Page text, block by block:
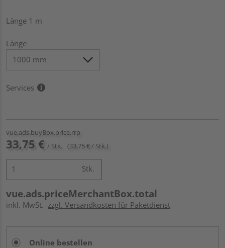
Länge 1 m
Länge
Services
vue.ads.buyBox.price.rrp
33,75 € / Stk. (33,75 € / Stk.)
Stk.
vue.ads.priceMerchantBox.total
inkl. MwSt. zzgl. Versandkosten für Paketdienst
Online bestellen